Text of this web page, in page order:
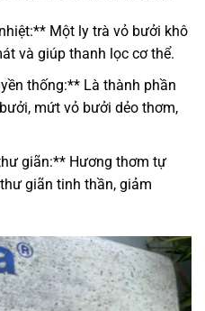
Một ly trà vỏ bưởi khô
và giúp thanh lọc cơ thể.
thống:** Là thành phần
mứt vỏ bưởi dẻo thơm,
giãn:** Hương thơm tự
giãn tinh thần, giảm